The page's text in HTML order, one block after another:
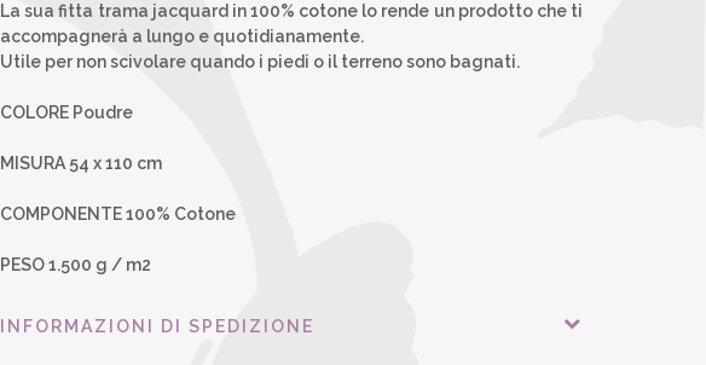
La sua fitta trama jacquard in 100% cotone lo rende un prodotto che ti
accompagnerà a lungo e quotidianamente.
Utile per non scivolare quando i piedi o il terreno sono bagnati.
COLORE Poudre
MISURA 54 x 110 cm
COMPONENTE 100% Cotone
PESO 1.500 g / m2
INFORMAZIONI DI SPEDIZIONE